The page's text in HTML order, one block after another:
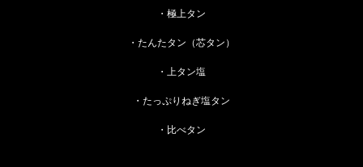
・極上タン
・たんたタン（芯タン）
・上タン塩
・たっぷりねぎ塩タン
・比べタン